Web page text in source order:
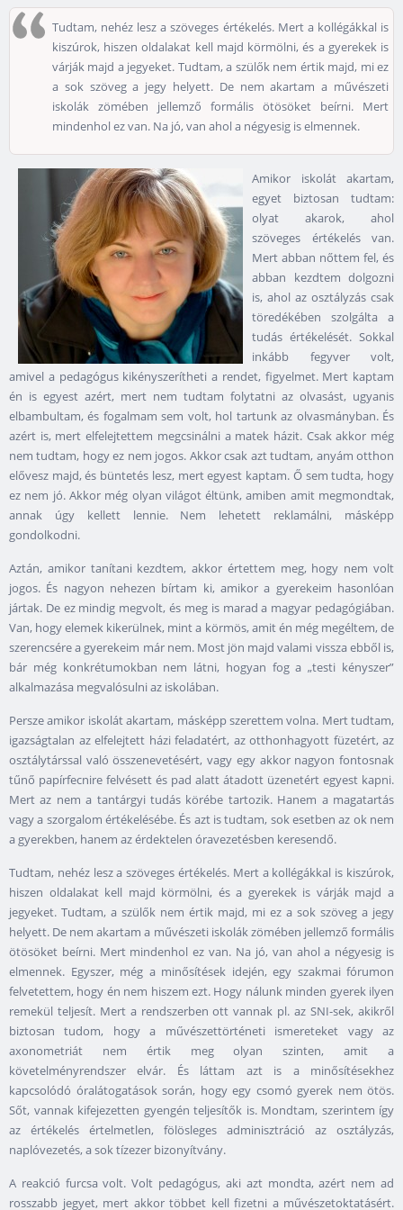
Tudtam, nehéz lesz a szöveges értékelés. Mert a kollégákkal is
kiszúrok, hiszen oldalakat kell majd körmölni, és a gyerekek is
várják majd a jegyeket. Tudtam, a szülők nem értik majd, mi ez
a sok szöveg a jegy helyett. De nem akartam a művészeti
iskolák zömében jellemző formális ötösöket beírni. Mert
mindenhol ez van. Na jó, van ahol a négyesig is elmennek.
Amikor iskolát akartam,
egyet biztosan tudtam:
olyat akarok, ahol
szöveges értékelés van.
Mert abban nőttem fel, és
abban kezdtem dolgozni
is, ahol az osztályzás csak
töredékében szolgálta a
tudás értékelését. Sokkal
inkább fegyver volt,
amivel a pedagógus kikényszerítheti a rendet, figyelmet. Mert kaptam
én is egyest azért, mert nem tudtam folytatni az olvasást, ugyanis
elbambultam, és fogalmam sem volt, hol tartunk az olvasmányban. És
azért is, mert elfelejtettem megcsinálni a matek házit. Csak akkor még
nem tudtam, hogy ez nem jogos. Akkor csak azt tudtam, anyám otthon
elővesz majd, és büntetés lesz, mert egyest kaptam. Ő sem tudta, hogy
ez nem jó. Akkor még olyan világot éltünk, amiben amit megmondtak,
annak úgy kellett lennie. Nem lehetett reklamálni, másképp
gondolkodni.
Aztán, amikor tanítani kezdtem, akkor értettem meg, hogy nem volt
jogos. És nagyon nehezen bírtam ki, amikor a gyerekeim hasonlóan
jártak. De ez mindig megvolt, és meg is marad a magyar pedagógiában.
Van, hogy elemek kikerülnek, mint a körmös, amit én még megéltem, de
szerencsére a gyerekeim már nem. Most jön majd valami vissza ebből is,
bár még konkrétumokban nem látni, hogyan fog a „testi kényszer”
alkalmazása megvalósulni az iskolában.
Persze amikor iskolát akartam, másképp szerettem volna. Mert tudtam,
igazságtalan az elfelejtett házi feladatért, az otthonhagyott füzetért, az
osztálytárssal való összenevetésért, vagy egy akkor nagyon fontosnak
tűnő papírfecnire felvésett és pad alatt átadott üzenetért egyest kapni.
Mert az nem a tantárgyi tudás körébe tartozik. Hanem a magatartás
vagy a szorgalom értékelésébe. És azt is tudtam, sok esetben az ok nem
a gyerekben, hanem az érdektelen óravezetésben keresendő.
Tudtam, nehéz lesz a szöveges értékelés. Mert a kollégákkal is kiszúrok,
hiszen oldalakat kell majd körmölni, és a gyerekek is várják majd a
jegyeket. Tudtam, a szülők nem értik majd, mi ez a sok szöveg a jegy
helyett. De nem akartam a művészeti iskolák zömében jellemző formális
ötösöket beírni. Mert mindenhol ez van. Na jó, van ahol a négyesig is
elmennek. Egyszer, még a minősítések idején, egy szakmai fórumon
felvetettem, hogy én nem hiszem ezt. Hogy nálunk minden gyerek ilyen
remekül teljesít. Mert a rendszerben ott vannak pl. az SNI-sek, akikről
biztosan tudom, hogy a művészettörténeti ismereteket vagy az
axonometriát nem értik meg olyan szinten, amit a
követelményrendszer elvár. És láttam azt is a minősítésekhez
kapcsolódó óralátogatások során, hogy egy csomó gyerek nem ötös.
Sőt, vannak kifejezetten gyengén teljesítők is. Mondtam, szerintem így
az értékelés értelmetlen, fölösleges adminisztráció az osztályzás,
naplóvezetés, a sok tízezer bizonyítvány.
A reakció furcsa volt. Volt pedagógus, aki azt mondta, azért nem ad
rosszabb jegyet, mert akkor többet kell fizetni a művészetoktatásért.